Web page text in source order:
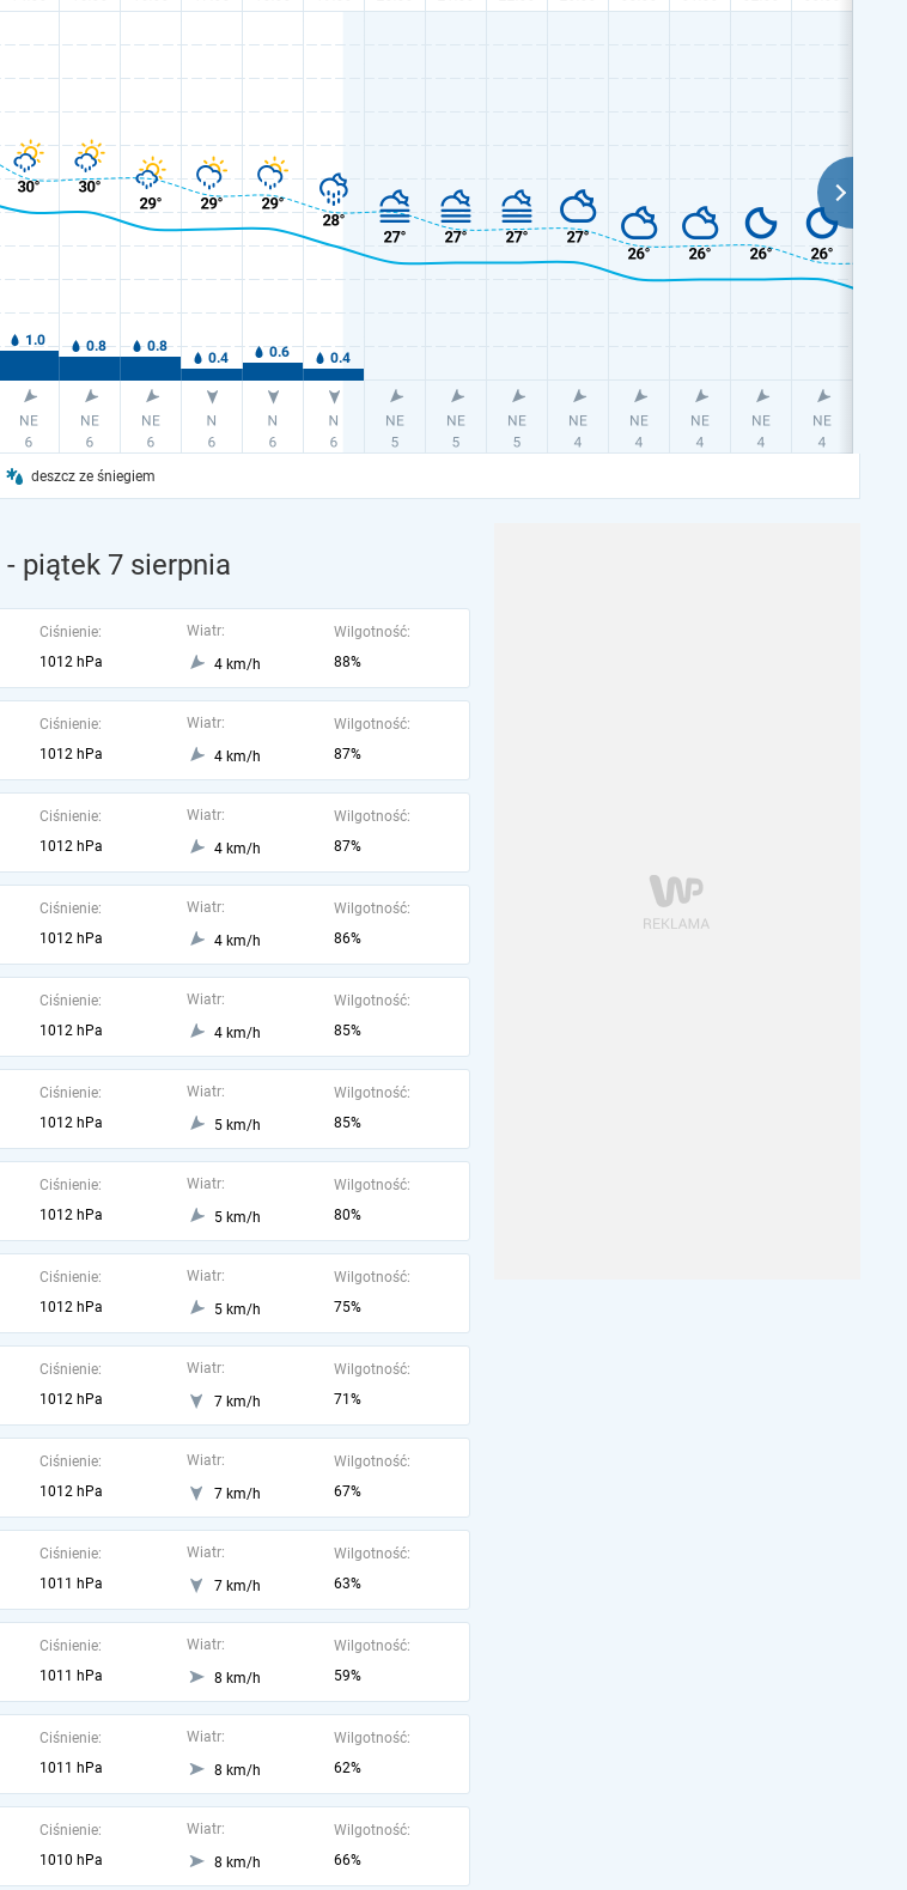
deszcz ze śniegiem
- piątek 7 sierpnia
Ciśnienie:
1012 hPa
Wiatr:
4 km/h
Wilgotność:
88%
Ciśnienie:
1012 hPa
Wiatr:
4 km/h
Wilgotność:
87%
Ciśnienie:
1012 hPa
Wiatr:
4 km/h
Wilgotność:
87%
Ciśnienie:
1012 hPa
Wiatr:
4 km/h
Wilgotność:
86%
Ciśnienie:
1012 hPa
Wiatr:
4 km/h
Wilgotność:
85%
Ciśnienie:
1012 hPa
Wiatr:
5 km/h
Wilgotność:
85%
Ciśnienie:
1012 hPa
Wiatr:
5 km/h
Wilgotność:
80%
Ciśnienie:
1012 hPa
Wiatr:
5 km/h
Wilgotność:
75%
Ciśnienie:
1012 hPa
Wiatr:
7 km/h
Wilgotność:
71%
Ciśnienie:
1012 hPa
Wiatr:
7 km/h
Wilgotność:
67%
Ciśnienie:
1011 hPa
Wiatr:
7 km/h
Wilgotność:
63%
Ciśnienie:
1011 hPa
Wiatr:
8 km/h
Wilgotność:
59%
Ciśnienie:
1011 hPa
Wiatr:
8 km/h
Wilgotność:
62%
Ciśnienie:
1010 hPa
Wiatr:
8 km/h
Wilgotność:
66%